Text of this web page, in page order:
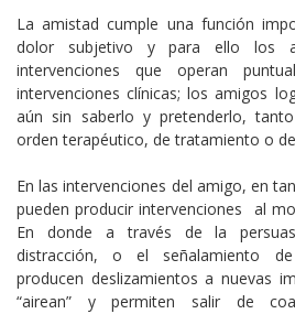
La amistad cumple una función
dolor subjetivo y para ello los
intervenciones que operan
intervenciones clínicas; los amigos
aún sin saberlo y pretenderlo,
orden terapéutico, de tratamiento o
En las intervenciones del amigo, en
pueden producir intervenciones al
En donde a través de la
distracción, o el señalamiento
producen deslizamientos a nuevas
“airean” y permiten salir de